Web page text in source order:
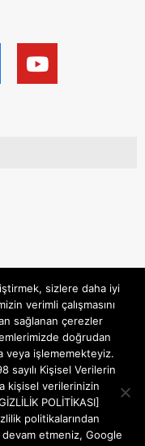
sizlere daha iyi
verimli çalışmasını
sağlanan çerezler
doğrudan
veya işlememekteyiz.
sayılı Kişisel Verilerin
kişisel verilerinizin
POLİTİKASI]
politikalarından
etmeniz, Google